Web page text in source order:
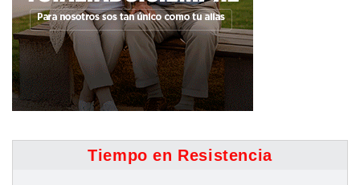
Tiempo en Resistencia